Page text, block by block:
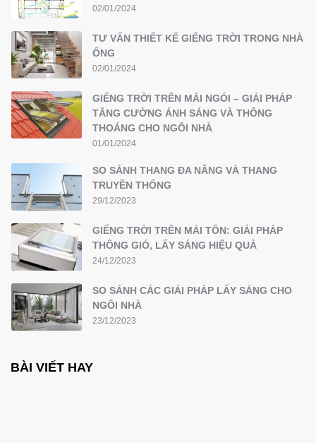
02/01/2024
TƯ VẤN THIẾT KẾ GIẾNG TRỜI TRONG NHÀ
ỐNG
02/01/2024
GIẾNG TRỜI TRÊN MÁI NGÓI – GIẢI PHÁP
TĂNG CƯỜNG ÁNH SÁNG VÀ THÔNG
THOÁNG CHO NGÔI NHÀ
01/01/2024
SO SÁNH THANG ĐA NĂNG VÀ THANG
TRUYỀN THỐNG
29/12/2023
GIẾNG TRỜI TRÊN MÁI TÔN: GIẢI PHÁP
THÔNG GIÓ, LẤY SÁNG HIỆU QUẢ
24/12/2023
SO SÁNH CÁC GIẢI PHÁP LẤY SÁNG CHO
NGÔI NHÀ
23/12/2023
BÀI VIẾT HAY